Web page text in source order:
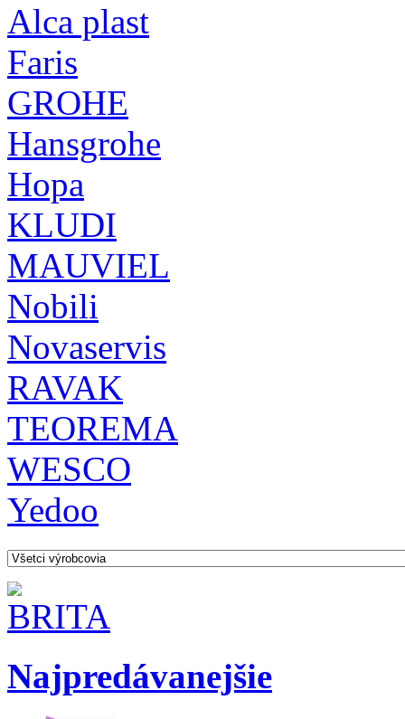
Alca plast
Faris
GROHE
Hansgrohe
Hopa
KLUDI
MAUVIEL
Nobili
Novaservis
RAVAK
TEOREMA
WESCO
Yedoo
Najpredávanejšie